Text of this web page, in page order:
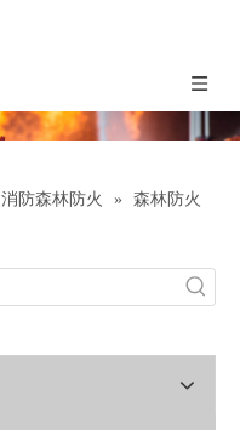
消防森林防火 »
森林防火